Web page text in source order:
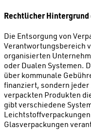
Rechtlicher
Die Entsorgung von
Verantwortungsbereich
organisierten
oder Dualen Systemen.
über kommunale
finanziert, sondern jeder
verpackten Produkten
gibt verschiedene
Glasverpackungen